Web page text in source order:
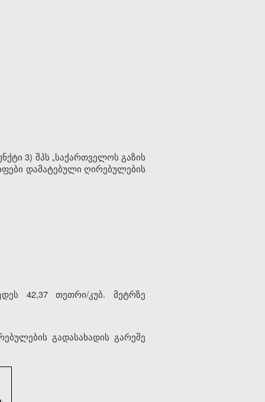
3) შპს „საქართველოს გაზის
დამატებული ღირებულების
42,37 თეთრი/კუბ. მეტრზე
გადასახადის გარეშე